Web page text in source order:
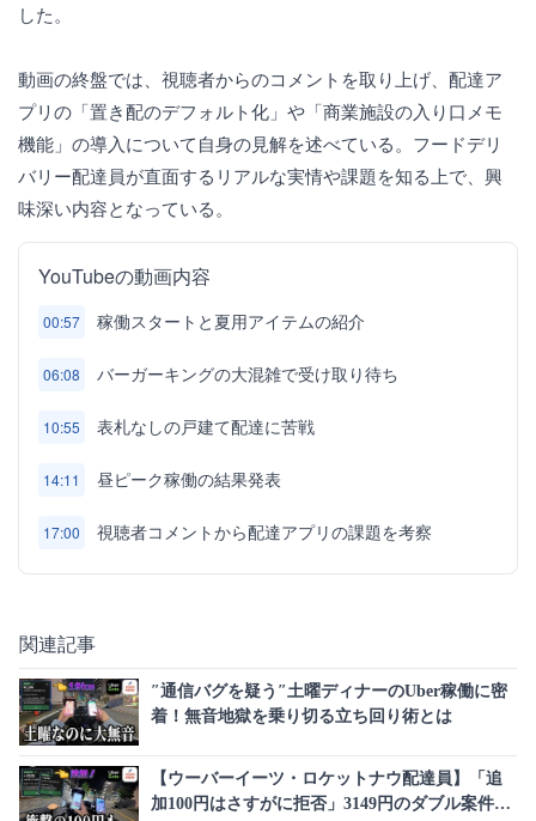
した。
動画の終盤では、視聴者からのコメントを取り上げ、配達ア
プリの「置き配のデフォルト化」や「商業施設の入り口メモ
機能」の導入について自身の見解を述べている。フードデリ
バリー配達員が直面するリアルな実情や課題を知る上で、興
味深い内容となっている。
YouTubeの動画内容
00:57 稼働スタートと夏用アイテムの紹介
06:08 バーガーキングの大混雑で受け取り待ち
10:55 表札なしの戸建て配達に苦戦
14:11 昼ピーク稼働の結果発表
17:00 視聴者コメントから配達アプリの課題を考察
関連記事
″通信バグを疑う″土曜ディナーのUber稼働に密
着！無音地獄を乗り切る立ち回り術とは
【ウーバーイーツ・ロケットナウ配達員】「追
加100円はさすがに拒否」3149円のダブル案件を